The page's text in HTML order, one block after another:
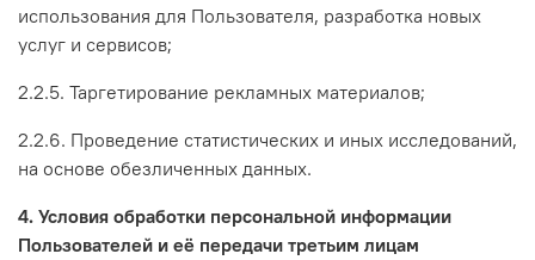
использования для Пользователя, разработка новых
услуг и сервисов;
2.2.5. Таргетирование рекламных материалов;
2.2.6. Проведение статистических и иных исследований,
на основе обезличенных данных.
4. Условия обработки персональной информации
Пользователей и её передачи третьим лицам